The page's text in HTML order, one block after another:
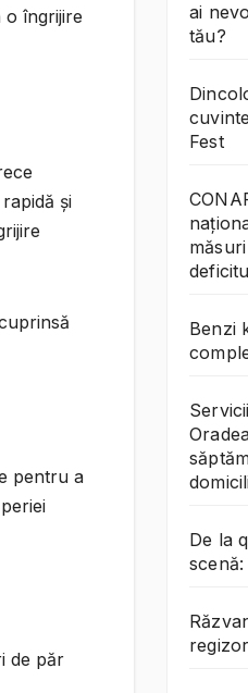
o îngrijire
și
pentru a
de păr
ai
tău?
Fest
Benzi
De la
regizor